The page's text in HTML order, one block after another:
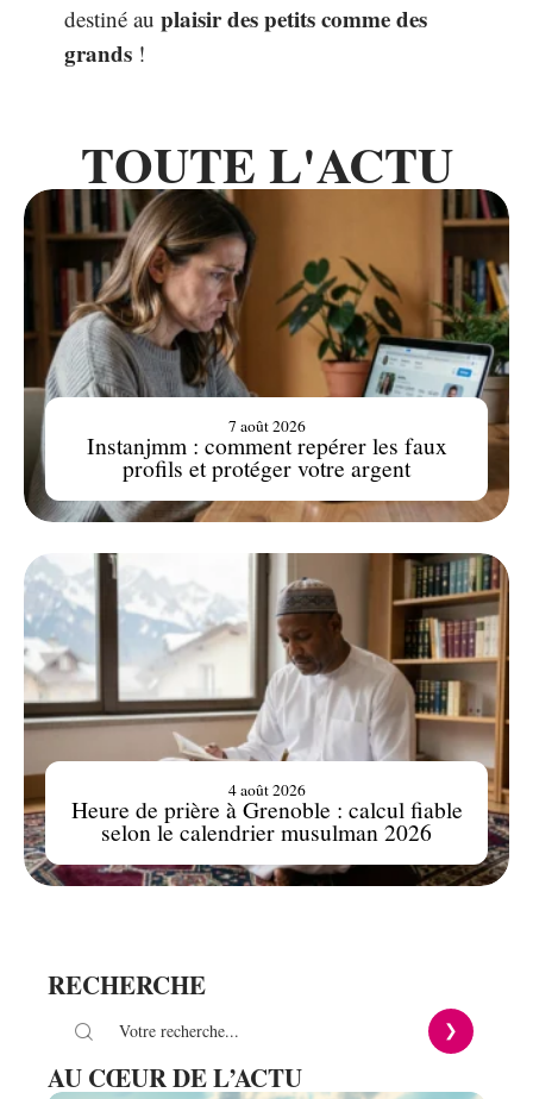
destiné au plaisir des petits comme des
grands !
TOUTE L'ACTU
Instanjmm : comment repérer les faux
profils et protéger votre argent
7 août 2026
Heure de prière à Grenoble : calcul fiable
selon le calendrier musulman 2026
4 août 2026
RECHERCHE
AU CŒUR DE L’ACTU